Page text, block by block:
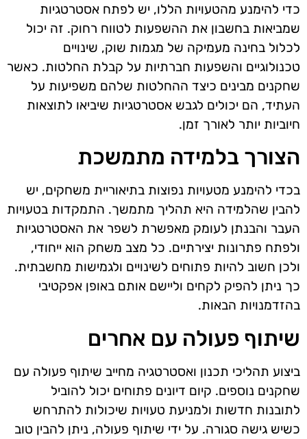
כדי להימנע מהטעויות הללו, יש לפתח אסטרטגיות
שמביאות בחשבון את ההשפעות לטווח רחוק. זה יכול
לכלול בחינה מעמיקה של מגמות שוק, שינויים
טכנולוגיים והשפעות חברתיות על קבלת החלטות. כאשר
שחקנים מבינים כיצד ההחלטות שלהם משפיעות על
העתיד, הם יכולים לגבש אסטרטגיות שיביאו לתוצאות
חיוביות יותר לאורך זמן.
הצורך בלמידה מתמשכת
בכדי להימנע מטעויות נפוצות בתיאוריית משחקים, יש
להבין שהלמידה היא תהליך מתמשך. התמקדות בטעויות
העבר והבנתן לעומק מאפשרת לשפר את האסטרטגיות
ולפתח פתרונות יצירתיים. כל מצב משחק הוא ייחודי,
ולכן חשוב להיות פתוחים לשינויים ולגמישות מחשבתית.
כך ניתן להפיק לקחים וליישם אותם באופן אפקטיבי
בהזדמנויות הבאות.
שיתוף פעולה עם אחרים
ביצוע תהליכי תכנון ואסטרטגיה מחייב שיתוף פעולה עם
שחקנים נוספים. קיום דיונים פתוחים יכול להוביל
לתובנות חדשות ולמניעת טעויות שיכולות להתרחש
כשיש גישה סגורה. על ידי שיתוף פעולה, ניתן להבין טוב